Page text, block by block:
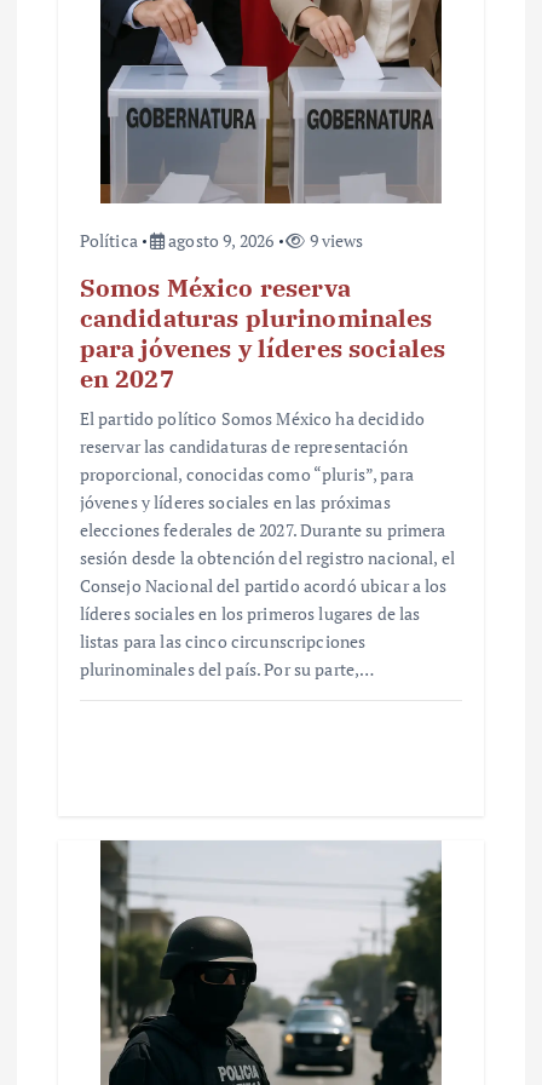
Política agosto 9, 2026 9 views
Somos México reserva
candidaturas plurinominales
para jóvenes y líderes sociales
en 2027
El partido político Somos México ha decidido
reservar las candidaturas de representación
proporcional, conocidas como “pluris”, para
jóvenes y líderes sociales en las próximas
elecciones federales de 2027. Durante su primera
sesión desde la obtención del registro nacional, el
Consejo Nacional del partido acordó ubicar a los
líderes sociales en los primeros lugares de las
listas para las cinco circunscripciones
plurinominales del país. Por su parte,…